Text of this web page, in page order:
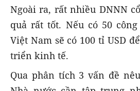
Ngoài ra, rất nhiều DNNN
quả rất tốt. Nếu có 50
Việt Nam sẽ có 100 tỉ USD
triển kinh tế.
Qua phân tích 3 vấn đề